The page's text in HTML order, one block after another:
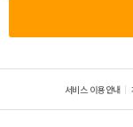
서비스 이용안내